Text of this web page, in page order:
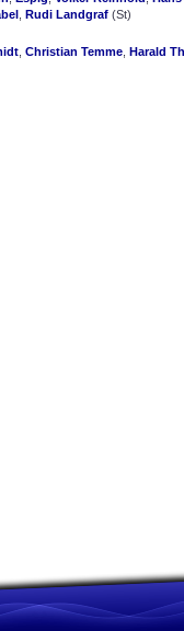
Rudi Landgraf (St)
Christian Temme Harald